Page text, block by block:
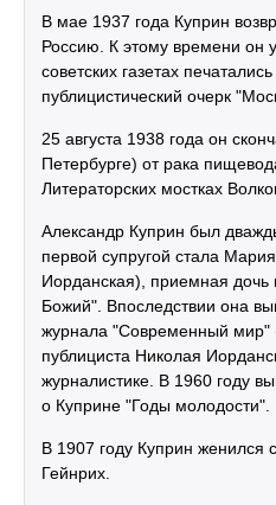
В мае 1937 года Куприн
Россию. К этому времени он
советских газетах
публицистический очерк
25 августа 1938 года он
Петербурге) от рака
Литераторских мостках
Александр Куприн был
первой супругой стала
Иорданская), приемная
Божий". Впоследствии она
журнала "Современный мир"
публициста Николая
журналистике. В 1960 году
о Куприне "Годы молодости".
В 1907 году Куприн женился
Гейнрих.